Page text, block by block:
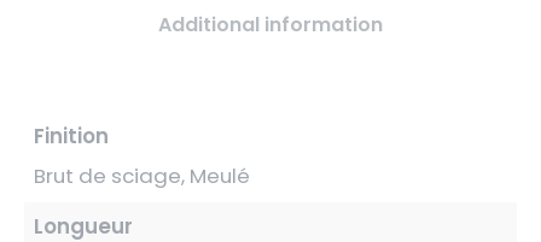
Additional information
Finition
Brut de sciage, Meulé
Longueur